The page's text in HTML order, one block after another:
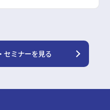
セミナーを見る